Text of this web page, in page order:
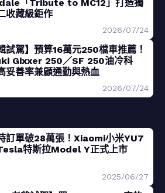
「Tribute to MC12」打造獨
收藏級鉅作
2026/07/24
試駕】預算16萬元250檔車推薦！
Gixxer 250／SF 250油冷科
妥善率兼顧通勤與熱血
2026/07/24
訂單破28萬張！Xiaomi小米YU7
特斯拉Model Y正式上市
2025/06/27